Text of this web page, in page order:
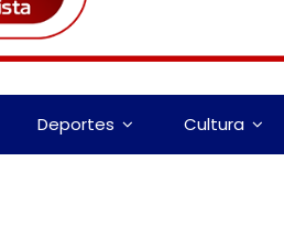
Deportes Cultura